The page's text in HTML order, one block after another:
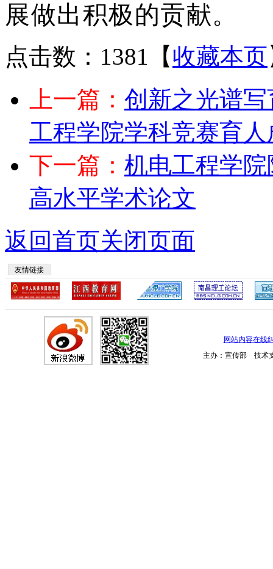
展做出积极的贡献。
点击数：1381 【收藏本页
上一篇： 创新之光谱
工程学院学科竞赛育
下一篇： 机电工程学
高水平学术论文
返回首页关闭页面
友情链接
网站内容在线
主办：宣传部 技术